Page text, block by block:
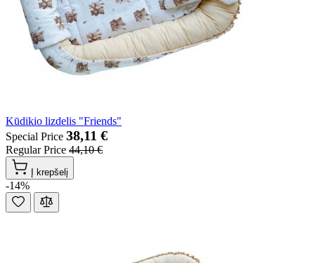
Kūdikio lizdelis "Friends"
Special Price 38,11 €
Regular Price 44,10 €
Į krepšelį
-14%